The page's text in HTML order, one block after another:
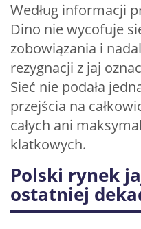
Według informacji
Dino nie wycofuje
zobowiązania i
rezygnacji z jaj
Sieć nie podała
przejścia na
całych ani
klatkowych.
Polski rynek
ostatniej